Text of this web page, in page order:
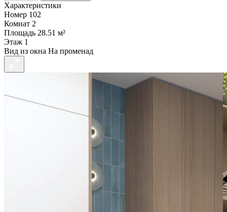
Характеристики
Номер 102
Комнат 2
Площадь 28.51 м²
Этаж 1
Вид из окна На променад